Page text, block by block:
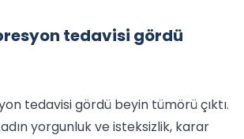
tedavisi gördü
tedavisi gördü beyin tümörü çıktı.
yorgunluk ve isteksizlik, karar